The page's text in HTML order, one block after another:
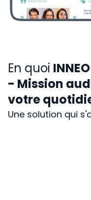
En quoi
- Mission
votre
Une solution qui